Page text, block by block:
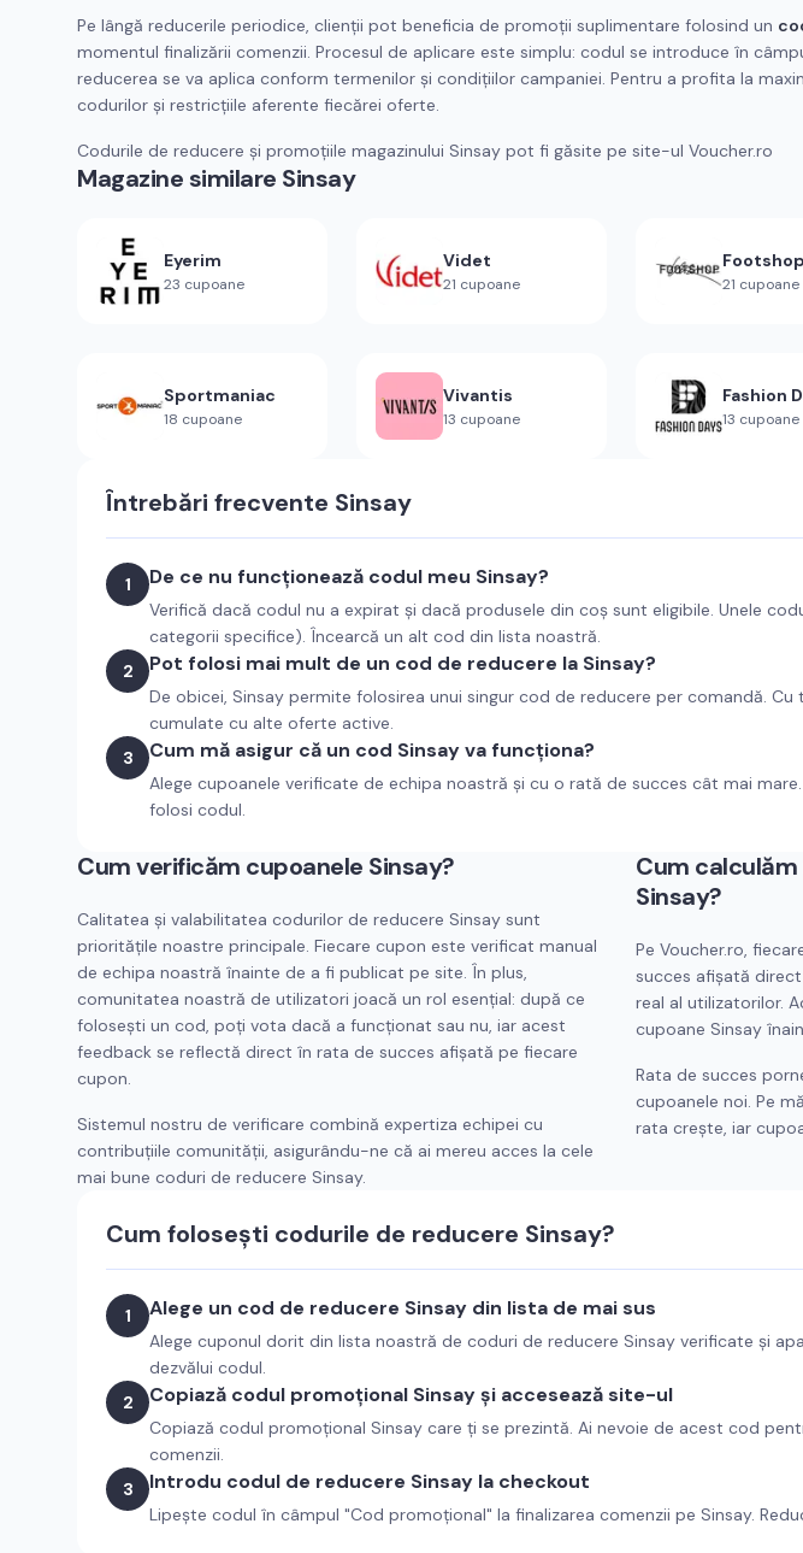
Pe lângă reducerile periodice, clienții pot beneficia de promoții suplimentare folosind un
momentul finalizării comenzii. Procesul de aplicare este simplu: codul se introduce în
reducerea se va aplica conform termenilor și condițiilor campaniei. Pentru a profita la
codurilor și restricțiile aferente fiecărei oferte.
Codurile de reducere și promoțiile magazinului Sinsay pot fi găsite pe site-ul Voucher.ro
Magazine similare Sinsay
Eyerim
23 cupoane
Videt
21 cupoane
Footshop
21 cupoane
Sportmaniac
18 cupoane
Vivantis
13 cupoane
Fashion
13 cupoane
Întrebări frecvente Sinsay
1 De ce nu funcționează codul meu Sinsay?
Verifică dacă codul nu a expirat și dacă produsele din coș sunt eligibile. Unele
categorii specifice). Încearcă un alt cod din lista noastră.
2
Pot folosi mai mult de un cod de reducere la Sinsay?
De obicei, Sinsay permite folosirea unui singur cod de reducere per comandă.
cumulate cu alte oferte active.
3
Cum mă asigur că un cod Sinsay va funcționa?
Alege cupoanele verificate de echipa noastră și cu o rată de succes cât mai
folosi codul.
Cum verificăm cupoanele Sinsay?
Calitatea și valabilitatea codurilor de reducere Sinsay sunt
prioritățile noastre principale. Fiecare cupon este verificat manual
de echipa noastră înainte de a fi publicat pe site. În plus,
comunitatea noastră de utilizatori joacă un rol esențial: după ce
folosești un cod, poți vota dacă a funcționat sau nu, iar acest
feedback se reflectă direct în rata de succes afișată pe fiecare
cupon.
Sistemul nostru de verificare combină expertiza echipei cu
contribuțiile comunității, asigurându-ne că ai mereu acces la cele
mai bune coduri de reducere Sinsay.
Cum
Sinsay?
Pe Voucher.ro,
succes afișată
real al utilizatorilor.
cupoane Sinsay
Rata de succes
cupoanele noi. Pe
rata crește, iar
Cum folosești codurile de reducere Sinsay?
1 Alege un cod de reducere Sinsay din lista de mai sus
Alege cuponul dorit din lista noastră de coduri de reducere Sinsay verificate și
dezvălui codul.
2
Copiază codul promoțional Sinsayși accesează site-ul
Copiază codul promoțional Sinsay care ți se prezintă. Ai nevoie de acest cod
comenzii.
3
Introdu codul de reducere Sinsay la checkout
Lipește codul în câmpul "Cod promoțional" la finalizarea comenzii pe Sinsay.